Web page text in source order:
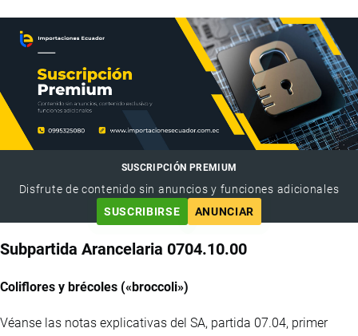
SUSCRIPCIÓN PREMIUM
Disfrute de contenido sin anuncios y funciones adicionales
SUSCRIBIRSE
ANUNCIAR
Subpartida Arancelaria 0704.10.00
Coliflores y brécoles («broccoli»)
Véanse las notas explicativas del SA, partida 07.04, primer